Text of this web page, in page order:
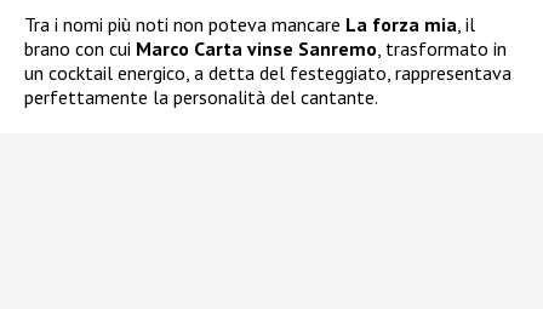
Tra i nomi più noti non poteva mancare La forza mia, il
brano con cui Marco Carta vinse Sanremo, trasformato in
un cocktail energico, a detta del festeggiato, rappresentava
perfettamente la personalità del cantante.